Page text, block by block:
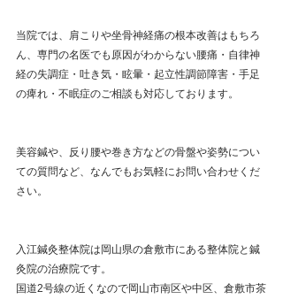
当院では、肩こりや坐骨神経痛の根本改善はもちろ
ん、専門の名医でも原因がわからない腰痛・自律神
経の失調症・吐き気・眩暈・起立性調節障害・手足
の痺れ・不眠症のご相談も対応しております。
美容鍼や、反り腰や巻き方などの骨盤や姿勢につい
ての質問など、なんでもお気軽にお問い合わせくだ
さい。
入江鍼灸整体院は岡山県の倉敷市にある整体院と鍼
灸院の治療院です。
国道2号線の近くなので岡山市南区や中区、倉敷市茶